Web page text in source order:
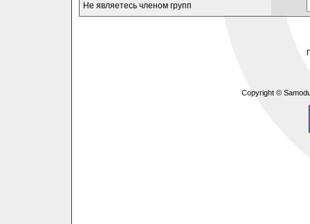
Не являетесь членом групп
Copyright ©